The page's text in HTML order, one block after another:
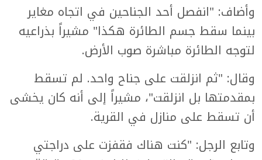
وأضاف: "انفصل أحد الجناحين في اتجاه مغاير
بينما سقط جسم الطائرة هكذا" مشيراً بذراعيه
لتوجه الطائرة مباشرة صوب الأرض.
وقال: "ثم انزلقت على جناح واحد. لم تسقط
بمقدمتها بل انزلقت"، مشيراً إلى أنه كان يخشى
أن تسقط على منازل في القرية.
وتابع الرجل: "كنت هناك فقفزت على دراجتي